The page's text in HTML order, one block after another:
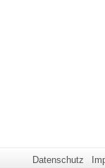
Datenschutz